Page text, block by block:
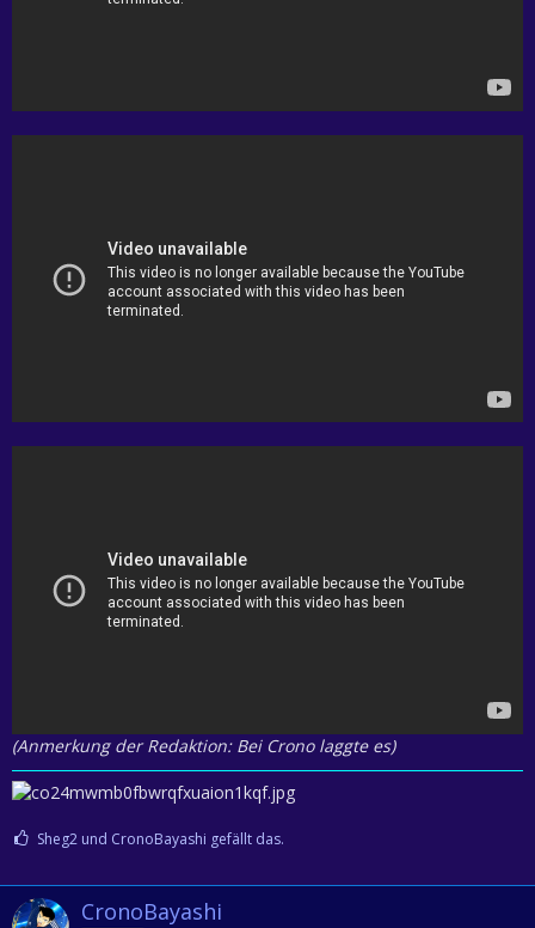
(Anmerkung der Redaktion: Bei Crono laggte es)
Sheg2 und CronoBayashi gefällt das.
CronoBayashi